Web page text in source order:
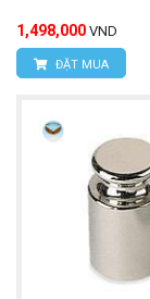
1,498,000 VND
ĐẶT MUA